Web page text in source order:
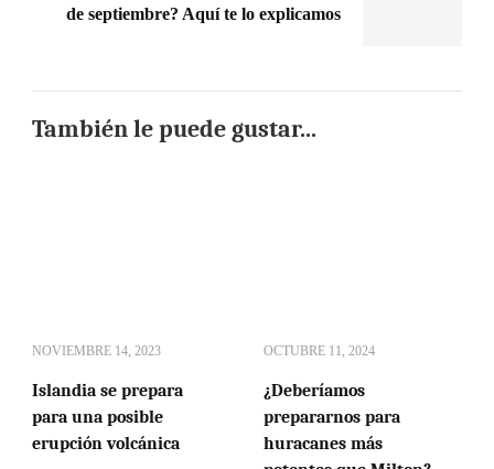
de septiembre? Aquí te lo explicamos
También le puede gustar...
NOVIEMBRE 14, 2023
Islandia se prepara
para una posible
erupción volcánica
OCTUBRE 11, 2024
¿Deberíamos
prepararnos para
huracanes más